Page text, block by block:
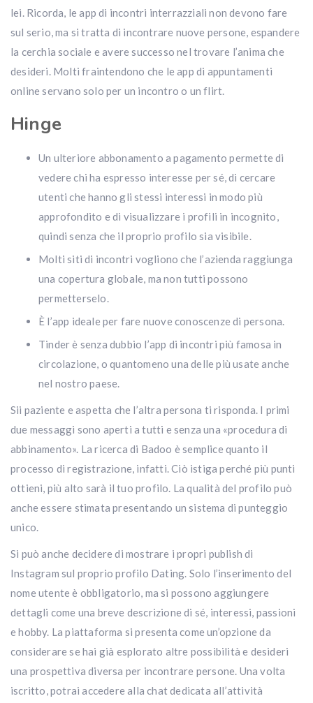
lei. Ricorda, le app di incontri interrazziali non devono fare
sul serio, ma si tratta di incontrare nuove persone, espandere
la cerchia sociale e avere successo nel trovare l’anima che
desideri. Molti fraintendono che le app di appuntamenti
online servano solo per un incontro o un flirt.
Hinge
Un ulteriore abbonamento a pagamento permette di
vedere chi ha espresso interesse per sé, di cercare
utenti che hanno gli stessi interessi in modo più
approfondito e di visualizzare i profili in incognito,
quindi senza che il proprio profilo sia visibile.
Molti siti di incontri vogliono che l’azienda raggiunga
una copertura globale, ma non tutti possono
permetterselo.
È l’app ideale per fare nuove conoscenze di persona.
Tinder è senza dubbio l’app di incontri più famosa in
circolazione, o quantomeno una delle più usate anche
nel nostro paese.
Sii paziente e aspetta che l’altra persona ti risponda. I primi
due messaggi sono aperti a tutti e senza una «procedura di
abbinamento». La ricerca di Badoo è semplice quanto il
processo di registrazione, infatti. Ciò istiga perché più punti
ottieni, più alto sarà il tuo profilo. La qualità del profilo può
anche essere stimata presentando un sistema di punteggio
unico.
Si può anche decidere di mostrare i propri publish di
Instagram sul proprio profilo Dating. Solo l’inserimento del
nome utente è obbligatorio, ma si possono aggiungere
dettagli come una breve descrizione di sé, interessi, passioni
e hobby. La piattaforma si presenta come un’opzione da
considerare se hai già esplorato altre possibilità e desideri
una prospettiva diversa per incontrare persone. Una volta
iscritto, potrai accedere alla chat dedicata all’attività